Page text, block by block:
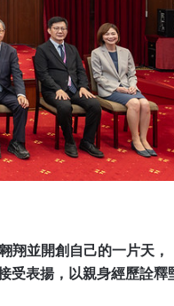
翔並開創自己的一片天，
受表揚，以親身經歷詮釋